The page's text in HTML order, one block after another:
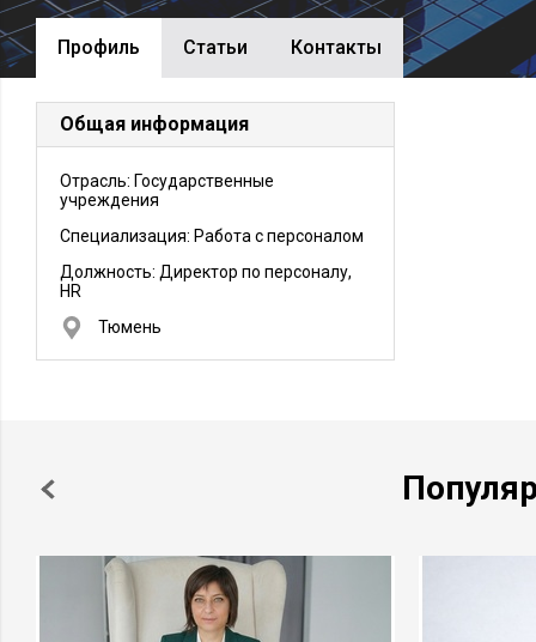
Профиль Cтатьи Контакты
Общая информация
Отрасль: Государственные
учреждения
Специализация: Работа с персоналом
Должность: Директор по персоналу,
HR
Тюмень